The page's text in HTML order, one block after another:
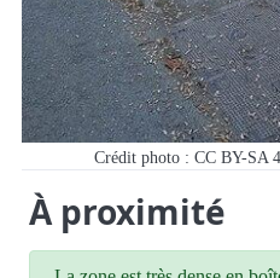
Crédit photo : CC BY-SA
À proximité